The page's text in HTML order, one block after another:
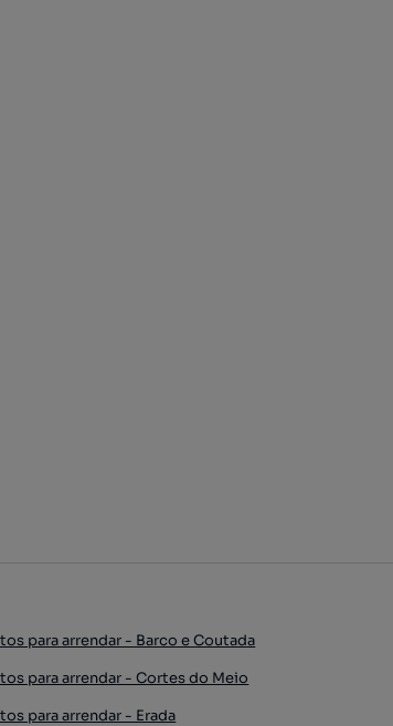
para arrendar - Barco e Coutada
para arrendar - Cortes do Meio
para arrendar - Erada